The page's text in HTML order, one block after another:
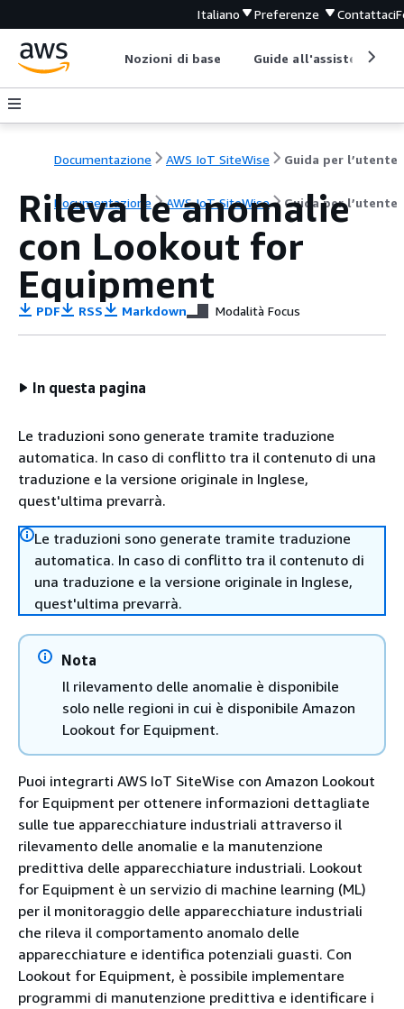
Italiano Preferenze Contattaci
Nozioni di base Guide all'assistenza
Documentazione AWS IoT SiteWise Guida per l’utente
Documentazione AWS IoT SiteWise Guida per l’utente
Rileva le anomalie
con Lookout for
Equipment
PDF RSS Markdown Modalità Focus
In questa pagina
Le traduzioni sono generate tramite traduzione
automatica. In caso di conflitto tra il contenuto di una
traduzione e la versione originale in Inglese,
quest'ultima prevarrà.
Le traduzioni sono generate tramite traduzione
automatica. In caso di conflitto tra il contenuto di
una traduzione e la versione originale in Inglese,
quest'ultima prevarrà.
Nota
Il rilevamento delle anomalie è disponibile
solo nelle regioni in cui è disponibile Amazon
Lookout for Equipment.
Puoi integrarti AWS IoT SiteWise con Amazon Lookout
for Equipment per ottenere informazioni dettagliate
sulle tue apparecchiature industriali attraverso il
rilevamento delle anomalie e la manutenzione
predittiva delle apparecchiature industriali. Lookout
for Equipment è un servizio di machine learning (ML)
per il monitoraggio delle apparecchiature industriali
che rileva il comportamento anomalo delle
apparecchiature e identifica potenziali guasti. Con
Lookout for Equipment, è possibile implementare
programmi di manutenzione predittiva e identificare i